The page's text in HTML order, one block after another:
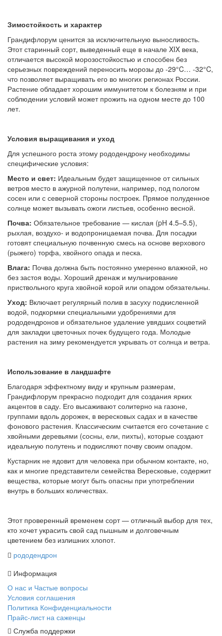
Зимостойкость и характер
Грандифлорум ценится за исключительную выносливость.
Этот старинный сорт, выведенный еще в начале XIX века,
отличается высокой морозостойкостью и способен без
серьезных повреждений переносить морозы до -29°C… -32°C,
что позволяет выращивать его во многих регионах России.
Растение обладает хорошим иммунитетом к болезням и при
соблюдении условий может прожить на одном месте до 100
лет.
Условия выращивания и уход
Для успешного роста этому рододендрону необходимы
специфические условия:
Место и свет: Идеальным будет защищенное от сильных
ветров место в ажурной полутени, например, под пологом
сосен или с северной стороны построек. Прямое полуденное
солнце может вызывать ожоги листьев, особенно весной.
Почва: Обязательное требование — кислая (pH 4.5–5.5),
рыхлая, воздухо- и водопроницаемая почва. Для посадки
готовят специальную почвенную смесь на основе верхового
(рыжего) торфа, хвойного опада и песка.
Влага: Почва должна быть постоянно умеренно влажной, но
без застоя воды. Хороший дренаж и мульчирование
приствольного круга хвойной корой или опадом обязательны.
Уход: Включает регулярный полив в засуху подкисленной
водой, подкормки специальными удобрениями для
рододендронов и обязательное удаление увядших соцветий
для закладки цветочных почек будущего года. Молодые
растения на зиму рекомендуется укрывать от солнца и ветра.
Использование в ландшафте
Благодаря эффектному виду и крупным размерам,
Грандифлорум прекрасно подходит для создания ярких
акцентов в саду. Его высаживают солитерно на газоне,
группами вдоль дорожек, в вересковых садах и в качестве
фонового растения. Классическим считается его сочетание с
хвойными деревьями (сосны, ели, пихты), которые создают
идеальную полутень и подкисляют почву своим опадом.
Кустарник не ядовит для человека при обычном контакте, но,
как и многие представители семейства Вересковые, содержит
вещества, которые могут быть опасны при употреблении
внутрь в больших количествах.
Этот проверенный временем сорт — отличный выбор для тех,
кто хочет украсить свой сад пышным и долговечным
цветением без излишних хлопот.
рододендрон
Информация
О нас и Частые вопросы
Условия соглашения
Политика Конфиденциальности
Прайс-лист на саженцы
Служба поддержки